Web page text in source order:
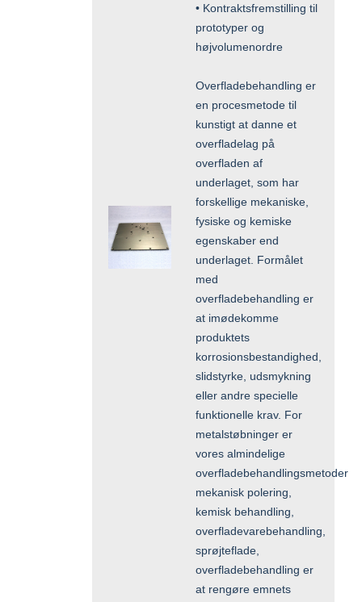
• Kontraktsfremstilling til
prototyper og
højvolumenordre
Overfladebehandling er
en procesmetode til
kunstigt at danne et
overfladelag på
overfladen af
underlaget, som har
forskellige mekaniske,
fysiske og kemiske
egenskaber end
underlaget. Formålet
med
overfladebehandling er
at imødekomme
produktets
korrosionsbestandighed,
slidstyrke, udsmykning
eller andre specielle
funktionelle krav. For
metalstøbninger er
vores almindelige
overfladebehandlingsmetoder
mekanisk polering,
kemisk behandling,
overfladevarebehandling,
sprøjteflade,
overfladebehandling er
at rengøre emnets